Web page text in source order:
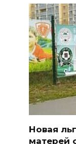
Новая
матерей